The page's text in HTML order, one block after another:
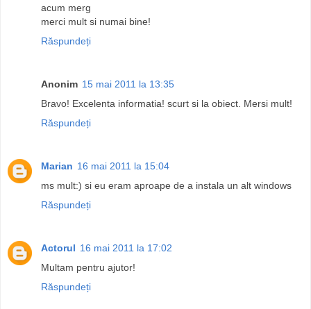
acum merg
merci mult si numai bine!
Răspundeți
Anonim 15 mai 2011 la 13:35
Bravo! Excelenta informatia! scurt si la obiect. Mersi mult!
Răspundeți
Marian 16 mai 2011 la 15:04
ms mult:) si eu eram aproape de a instala un alt windows
Răspundeți
Actorul 16 mai 2011 la 17:02
Multam pentru ajutor!
Răspundeți